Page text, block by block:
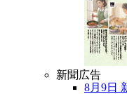
新聞広告
8月9日